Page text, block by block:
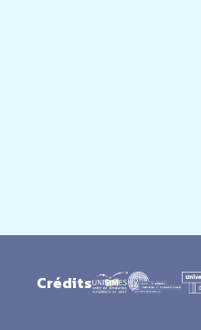
Crédits